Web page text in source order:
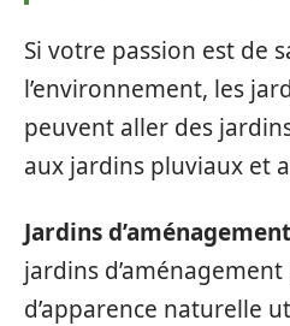
Si votre passion est de
l’environnement, les
peuvent aller des
aux jardins pluviaux et
Jardins
jardins
d’apparence naturelle